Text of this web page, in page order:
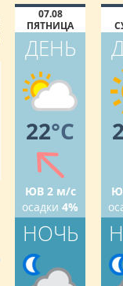
07.08
ПЯТНИЦА
ДЕНЬ
22°C
ЮВ 2 м/с
осадки 4%
НОЧЬ